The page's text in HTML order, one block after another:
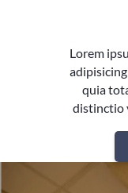
Lorem
quia
distinctio